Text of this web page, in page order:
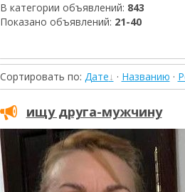
В категории объявлений: 843
Показано объявлений: 21-40
Сортировать по: Дате · Названию ·
ищу друга-мужчину